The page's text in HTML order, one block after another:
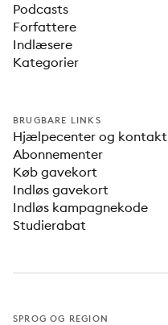
Podcasts
Forfattere
Indlæsere
Kategorier
BRUGBARE LINKS
Hjælpecenter og kontakt
Abonnementer
Køb gavekort
Indløs gavekort
Indløs kampagnekode
Studierabat
SPROG OG REGION